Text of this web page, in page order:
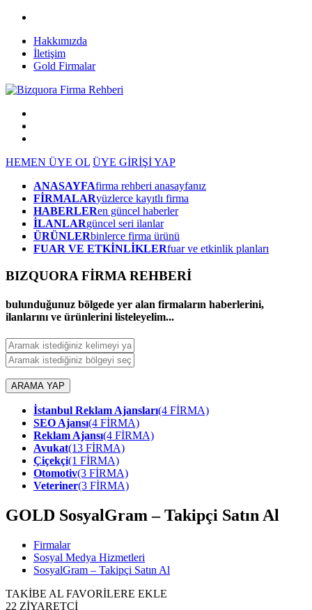
Hakkımızda
İletişim
Gold Firmalar
HEMEN ÜYE OL ÜYE GİRİŞİ YAP
ANASAYFAfirma rehberi anasayfanız
FİRMALARyüzlerce kayıtlı firma
HABERLERen güncel haberler
İLANLARgüncel seri ilanlar
ÜRÜNLERbinlerce firma ürünü
FUAR VE ETKİNLİKLERfuar ve etkinlik planları
BIZQUORA FİRMA REHBERİ
bulunduğunuz bölgede yer alan firmaların haberlerini,
ilanlarını ve ürünlerini listeleyelim...
ARAMA YAP
İstanbul Reklam Ajansları(4 FİRMA)
SEO Ajansı(4 FİRMA)
Reklam Ajansı(4 FİRMA)
Avukat(13 FİRMA)
Çiçekçi(1 FİRMA)
Otomotiv(3 FİRMA)
Veteriner(3 FİRMA)
GOLD SosyalGram – Takipçi Satın Al
Firmalar
Sosyal Medya Hizmetleri
SosyalGram – Takipçi Satın Al
TAKİBE AL FAVORİLERE EKLE
22 ZİYARETÇİ